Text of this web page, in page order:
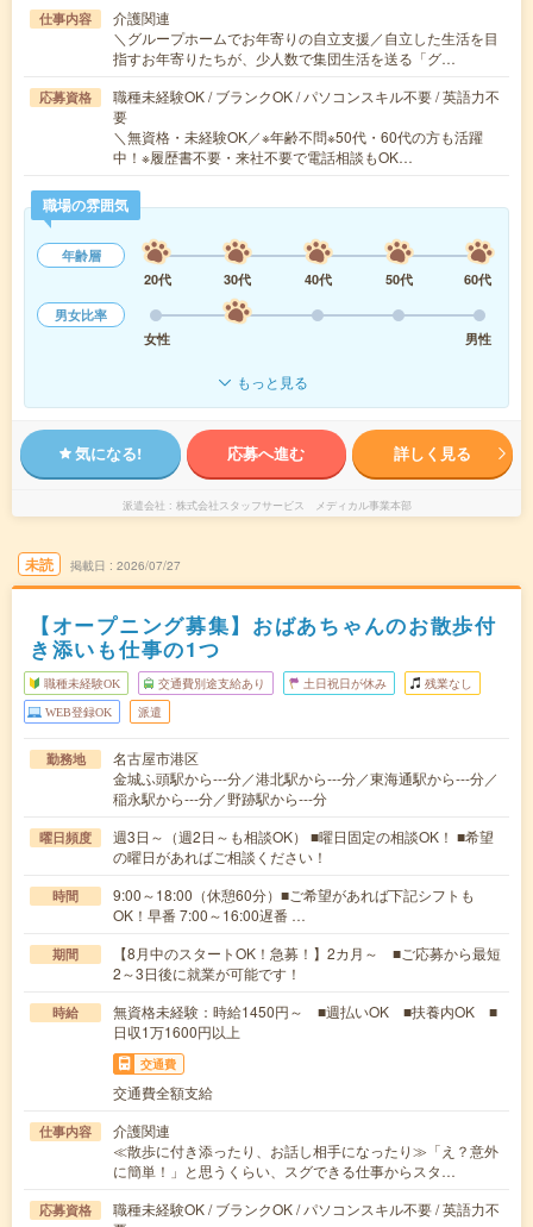
仕事内容
介護関連
＼グループホームでお年寄りの自立支援／自立した生活を目
指すお年寄りたちが、少人数で集団生活を送る「グ…
応募資格
職種未経験OK / ブランクOK / パソコンスキル不要 / 英語力不
要
＼無資格・未経験OK／※年齢不問※50代・60代の方も活躍
中！※履歴書不要・来社不要で電話相談もOK…
職場の雰囲気
年齢層
20代
30代 40代 50代
60代
男女比率
女性
男性
もっと見る
気になる! 応募へ進む 詳しく見る
派遣会社 株式会社スタッフサービス メディカル事業本部
未読 掲載日 2026/07/27
【オープニング募集】おばあちゃんのお散歩付
き添いも仕事の1つ
職種未経験OK 交通費別途支給あり 土日祝日が休み 残業なし
WEB登録OK 派遣
勤務地
名古屋市港区
金城ふ頭駅から---分／港北駅から---分／東海通駅から---分／
稲永駅から---分／野跡駅から---分
曜日頻度
週3日～（週2日～も相談OK） ■曜日固定の相談OK！ ■希望
の曜日があればご相談ください！
時間
9:00～18:00（休憩60分）■ご希望があれば下記シフトも
OK！早番 7:00～16:00遅番 …
期間
【8月中のスタートOK！急募！】2カ月～ ■ご応募から最短
2～3日後に就業が可能です！
時給
無資格未経験：時給1450円～ ■週払いOK ■扶養内OK ■
日収1万1600円以上
交通費
交通費全額支給
仕事内容
介護関連
≪散歩に付き添ったり、お話し相手になったり≫「え？意外
に簡単！」と思うくらい、スグできる仕事からスタ…
応募資格
職種未経験OK / ブランクOK / パソコンスキル不要 / 英語力不